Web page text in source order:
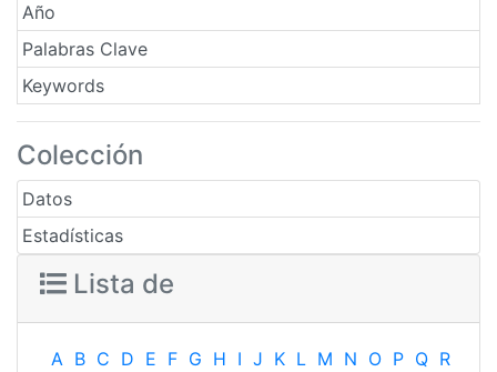
Año
Palabras Clave
Keywords
Colección
Datos
Estadísticas
Lista de
A B C D E F G H I J K L M N O P Q R